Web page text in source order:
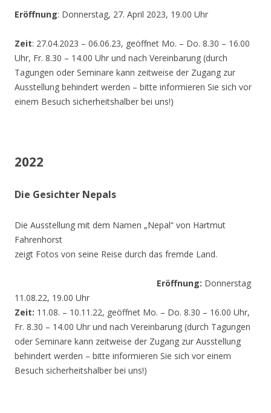
Eröffnung: Donnerstag, 27. April 2023, 19.00 Uhr
Zeit: 27.04.2023 – 06.06.23, geöffnet Mo. – Do. 8.30 – 16.00
Uhr, Fr. 8.30 – 14.00 Uhr und nach Vereinbarung (durch
Tagungen oder Seminare kann zeitweise der Zugang zur
Ausstellung behindert werden – bitte informieren Sie sich vor
einem Besuch sicherheitshalber bei uns!)
2022
Die Gesichter Nepals
Die Ausstellung mit dem Namen „Nepal“ von Hartmut
Fahrenhorst
zeigt Fotos von seine Reise durch das fremde Land.
Eröffnung: Donnerstag
11.08.22, 19.00 Uhr
Zeit: 11.08. – 10.11.22, geöffnet Mo. – Do. 8.30 – 16.00 Uhr,
Fr. 8.30 – 14.00 Uhr und nach Vereinbarung (durch Tagungen
oder Seminare kann zeitweise der Zugang zur Ausstellung
behindert werden – bitte informieren Sie sich vor einem
Besuch sicherheitshalber bei uns!)